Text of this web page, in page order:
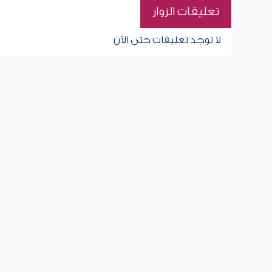
تعليقات الزوار
لا توجد تعليقات حتى الآن